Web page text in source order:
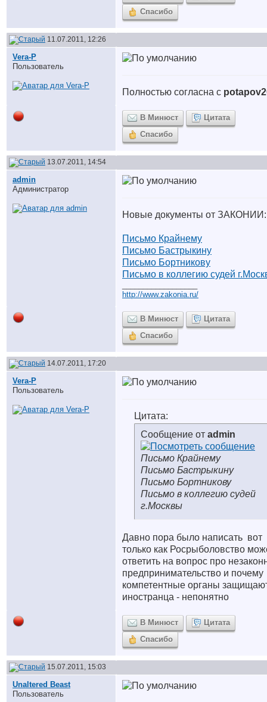
Спасибо
11.07.2011, 12:26
Vera-P
Пользователь
Полностью согласна с
В Минюст
Цитата
Спасибо
13.07.2011, 14:54
аdmin
Администратор
Новые документы от ЗАКОНИИ:
Письмо Крайнему
Письмо Бастрыкину
Письмо Бортникову
Письмо в коллегию судей
http://www.zakonia.ru/
В Минюст
Цитата
Спасибо
14.07.2011, 17:20
Vera-P
Пользователь
Цитата:
Сообщение от admin
Письмо Крайнему
Письмо Бастрыкину
Письмо Бортникову
Письмо в коллегию судей
г.Москвы
Давно пора было написать вот
только как Росрыболовство
ответить на вопрос про
предпринимательство и почему
компетентные органы
иностранца - непонятно
В Минюст
Цитата
Спасибо
15.07.2011, 15:03
Unaltered Beast
Пользователь